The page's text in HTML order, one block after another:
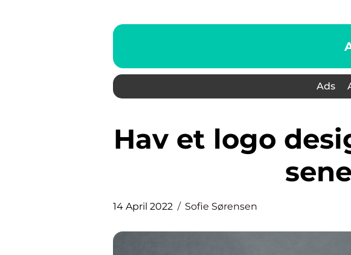
Ads
Hav et logo design liggende til
14 April 2022 Sofie Sørensen